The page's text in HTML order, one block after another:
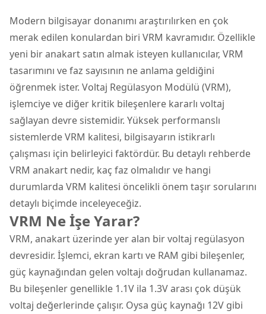
Modern bilgisayar donanımı araştırılırken en çok
merak edilen konulardan biri VRM kavramıdır. Özellikle
yeni biranakartsatın almak isteyen kullanıcılar, VRM
tasarımını ve faz sayısının ne anlama geldiğini
öğrenmek ister. Voltaj Regülasyon Modülü (VRM),
işlemciye ve diğer kritik bileşenlere kararlı voltaj
sağlayan devre sistemidir. Yüksek performanslı
sistemlerde VRM kalitesi, bilgisayarın istikrarlı
çalışması için belirleyici faktördür. Bu detaylı rehberde
VRM anakart nedir, kaç faz olmalıdır ve hangi
durumlarda VRM kalitesi öncelikli önem taşır sorularını
detaylı biçimde inceleyeceğiz.
VRM Ne İşe Yarar?
VRM, anakart üzerinde yer alan bir voltaj regülasyon
devresidir. İşlemci, ekran kartı ve RAM gibi bileşenler,
güç kaynağından gelen voltajı doğrudan kullanamaz.
Bu bileşenler genellikle 1.1V ila 1.3V arası çok düşük
voltaj değerlerinde çalışır. Oysa güç kaynağı 12V gibi